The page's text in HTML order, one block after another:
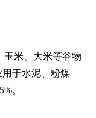
玉米、大米等谷物
用于水泥、粉煤
。